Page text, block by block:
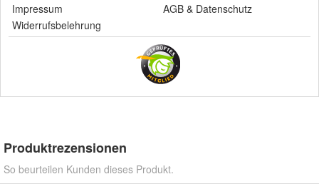
Impressum
AGB & Datenschutz
Widerrufsbelehrung
Produktrezensionen
So beurteilen Kunden dieses Produkt.